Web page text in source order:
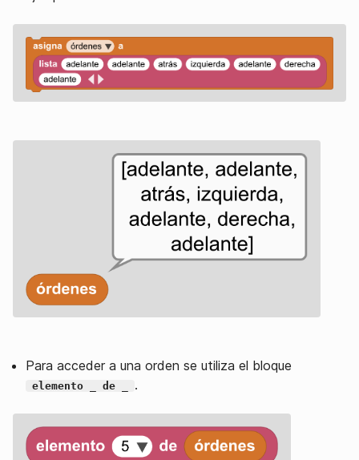
Para acceder a una orden se utiliza el bloque
elemento _ de _ .